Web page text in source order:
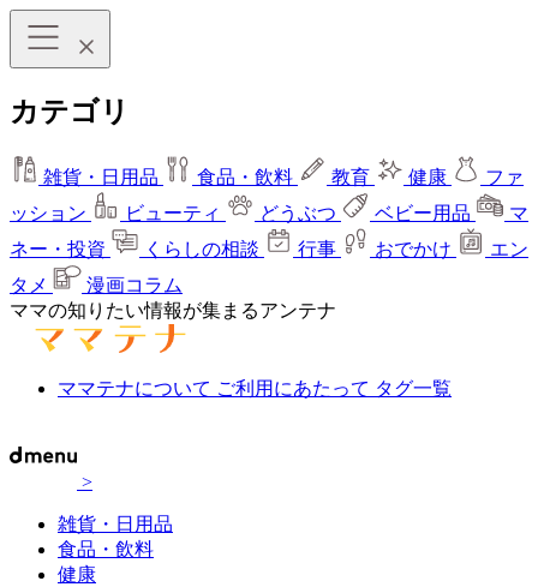
カテゴリ
雑貨・日用品 食品・飲料 教育 健康
ファ
ッション
ビューティ どうぶつ ベビー用品
マ
ネー・投資
くらしの相談 行事 おでかけ
エン
タメ
漫画コラム
ママの知りたい情報が集まるアンテナ
ママテナについて ご利用にあたって タグ一覧
>
雑貨・日用品
食品・飲料
健康